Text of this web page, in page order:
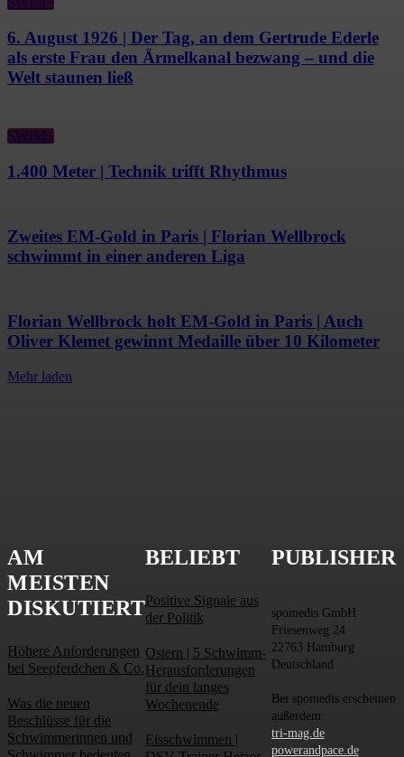
6. August 1926 | Der Tag, an dem Gertrude Ederle
als erste Frau den Ärmelkanal bezwang – und die
Welt staunen ließ
SWIM+
1.400 Meter | Technik trifft Rhythmus
Zweites EM-Gold in Paris | Florian Wellbrock
schwimmt in einer anderen Liga
Florian Wellbrock holt EM-Gold in Paris | Auch
Oliver Klemet gewinnt Medaille über 10 Kilometer
Mehr laden
AM
MEISTEN
DISKUTIERT
Höhere Anforderungen
bei Seepferdchen & Co.
Was die neuen
Beschlüsse für die
Schwimmerinnen und
BELIEBT
Positive Signale aus
der Politik
Ostern | 5 Schwimm-
Herausforderungen
für dein langes
Wochenende
Eisschwimmen |
PUBLISHER
spomedis GmbH
Friesenweg 24
22763 Hamburg
Deutschland
Bei spomedis erscheinen
außerdem:
tri-mag.de
powerandpace.de